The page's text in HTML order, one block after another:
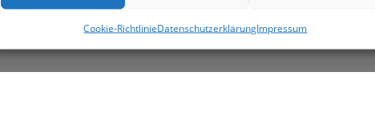
Cookie-RichtlinieDatenschutzerklärungImpressum